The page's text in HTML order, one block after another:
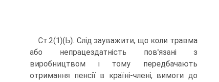
Ст.2(1)(Ь). Слід зауважити, що коли травма
або непрацездатність пов'язані з
виробництвом і тому передбачають
отримання пенсії в країні-члені, вимоги до